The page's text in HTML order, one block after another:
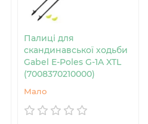
Палиці для
скандинавської ходьби
Gabel E-Poles G-1A XTL
(7008370210000)
Мало